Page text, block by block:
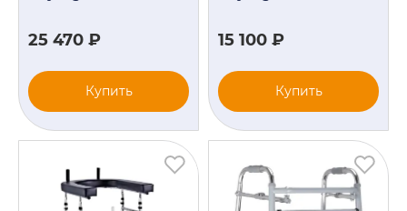
25 470 ₽
Купить
15 100 ₽
Купить